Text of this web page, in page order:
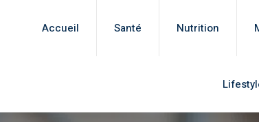
Accueil Santé Nutrition